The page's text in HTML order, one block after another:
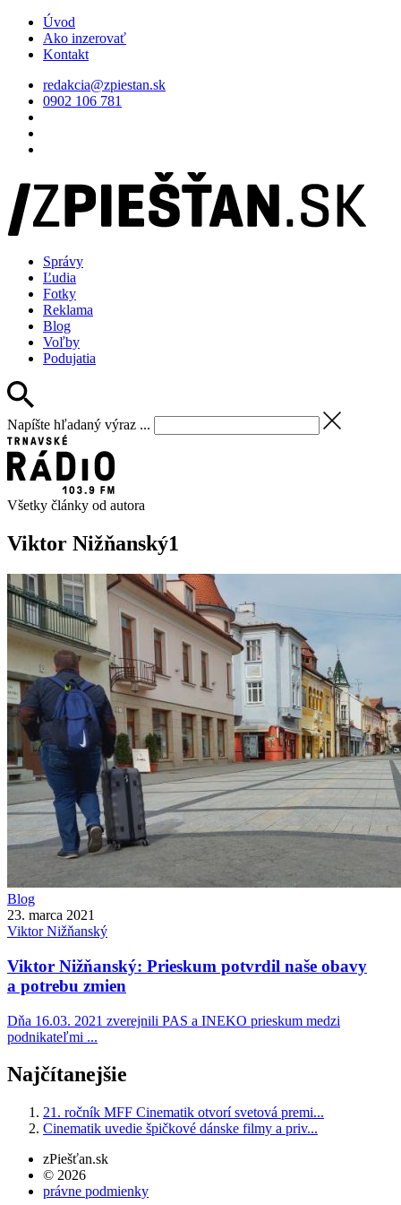
Úvod
Ako inzerovať
Kontakt
redakcia@zpiestan.sk
0902 106 781
Správy
Ľudia
Fotky
Reklama
Blog
Voľby
Podujatia
Napíšte hľadaný výraz ...
Všetky články od autora
Viktor Nižňanský1
Blog
23. marca 2021
ViktorNižňanský
Viktor Nižňanský: Prieskum potvrdil naše obavy
a potrebu zmien
Dňa 16.03. 2021 zverejnili PAS a INEKO prieskum medzi
podnikateľmi ...
Najčítanejšie
21. ročník MFF Cinematik otvorí svetová premi...
Cinematik uvedie špičkové dánske filmy a priv...
zPiešťan.sk
© 2026
právne podmienky